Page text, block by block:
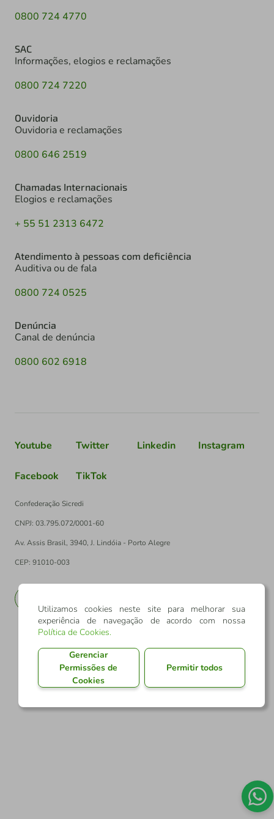
0800 724 4770
SAC
Informações, elogios e reclamações
0800 724 7220
Ouvidoria
Ouvidoria e reclamações
0800 646 2519
Chamadas Internacionais
Elogios e reclamações
+ 55 51 2313 6472
Atendimento à pessoas com deficiência
Auditiva ou de fala
0800 724 0525
Denúncia
Canal de denúncia
0800 602 6918
Youtube Twitter Linkedin Instagram
Facebook TikTok
Confederação Sicredi
CNPJ: 03.795.072/0001-60
Av. Assis Brasil, 3940, J. Lindóia - Porto Alegre
CEP: 91010-003
Utilizamos cookies neste site para melhorar sua
experiência de navegação de acordo com nossa
Política de Cookies.
Gerenciar
Permissões de
Cookies
Permitir todos